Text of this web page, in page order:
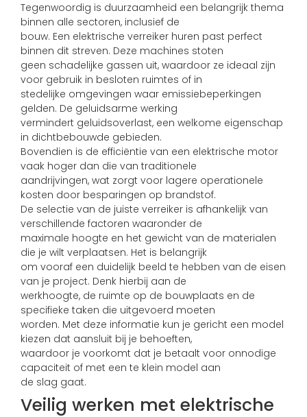
Tegenwoordig is duurzaamheid een belangrijk thema
binnen alle sectoren, inclusief de
bouw. Een elektrische verreiker huren past perfect
binnen dit streven. Deze machines stoten
geen schadelijke gassen uit, waardoor ze ideaal zijn
voor gebruik in besloten ruimtes of in
stedelijke omgevingen waar emissiebeperkingen
gelden. De geluidsarme werking
vermindert geluidsoverlast, een welkome eigenschap
in dichtbebouwde gebieden.
Bovendien is de efficiëntie van een elektrische motor
vaak hoger dan die van traditionele
aandrijvingen, wat zorgt voor lagere operationele
kosten door besparingen op brandstof.
De selectie van de juiste verreiker is afhankelijk van
verschillende factoren waaronder de
maximale hoogte en het gewicht van de materialen
die je wilt verplaatsen. Het is belangrijk
om vooraf een duidelijk beeld te hebben van de eisen
van je project. Denk hierbij aan de
werkhoogte, de ruimte op de bouwplaats en de
specifieke taken die uitgevoerd moeten
worden. Met deze informatie kun je gericht een model
kiezen dat aansluit bij je behoeften,
waardoor je voorkomt dat je betaalt voor onnodige
capaciteit of met een te klein model aan
de slag gaat.
Veilig werken met elektrische